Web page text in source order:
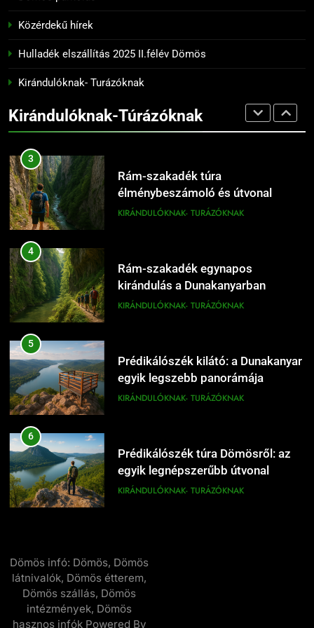
Dömös hajóállomás és
dunaparti séták
KIRÁNDULÓKNAK- TURÁZÓKNAK
KIRÁNDULÓKNAK- TURÁZÓKNAK
17
KIRÁNDULÓKNAK- TURÁZÓKNAK
18
KIRÁNDULÓKNAK- TURÁZÓKNAK
19
KIRÁNDULÓKNAK- TURÁZÓKNAK
20
21
Dömös hétvégi kirándulás
Budapest közelében
Közérdekű hírek
Hulladék elszállítás 2025 II.félév Dömös
Kirándulóknak- Turázóknak
Kirándulóknak-Túrázóknak
túraútvonalai a Pilisben
2
Prédikálószék kirándulás: minden
fontos tudnivaló első látogatóknak
KIRÁNDULÓKNAK- TURÁZÓKNAK
3
Rám-szakadék túra
élménybeszámoló és útvonal
tippek
KIRÁNDULÓKNAK- TURÁZÓKNAK
4
Rám-szakadék egynapos
kirándulás a Dunakanyarban
KIRÁNDULÓKNAK- TURÁZÓKNAK
5
Prédikálószék kilátó: a Dunakanyar
egyik legszebb panorámája
KIRÁNDULÓKNAK- TURÁZÓKNAK
6
Prédikálószék túra Dömösről: az
egyik legnépszerűbb útvonal
KIRÁNDULÓKNAK- TURÁZÓKNAK
mit érdemes tudni előtte
KIRÁNDULÓKNAK- TURÁZÓKNAK
8
Dömös infó: Dömös, Dömös
látnivalók, Dömös étterem,
Dömös szállás, Dömös
intézmények, Dömös
hasznos infók Powered By